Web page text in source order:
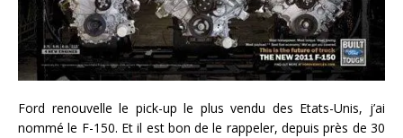
Ford renouvelle le pick-up le plus vendu des Etats-Unis, j’ai
nommé le F-150. Et il est bon de le rappeler, depuis près de 30